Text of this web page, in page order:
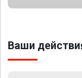
Ваши